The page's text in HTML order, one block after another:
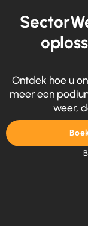
Ontdek hoe u
meer een
weer,